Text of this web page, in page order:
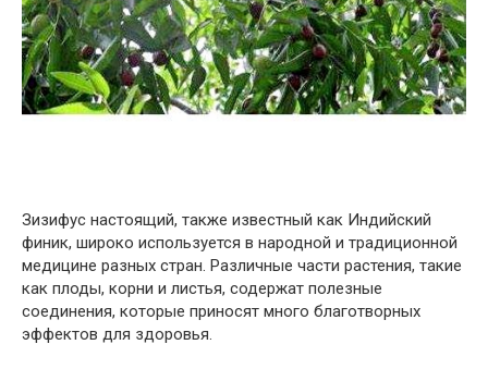
Зизифус настоящий, также известный как Индийский
финик, широко используется в народной и традиционной
медицине разных стран. Различные части растения, такие
как плоды, корни и листья, содержат полезные
соединения, которые приносят много благотворных
эффектов для здоровья.